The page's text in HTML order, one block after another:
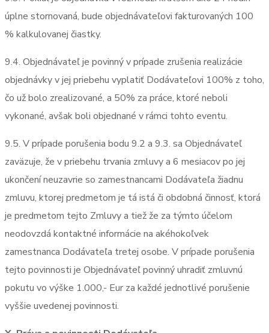
úplne stornovaná, bude objednávateľovi fakturovaných 100
% kalkulovanej čiastky.
9.4. Objednávateľ je povinný v prípade zrušenia realizácie
objednávky v jej priebehu vyplatiť Dodávateľovi 100% z toho,
čo už bolo zrealizované, a 50% za práce, ktoré neboli
vykonané, avšak boli objednané v rámci tohto eventu.
9.5. V prípade porušenia bodu 9.2 a 9.3. sa Objednávateľ
zaväzuje, že v priebehu trvania zmluvy a 6 mesiacov po jej
ukončení neuzavrie so zamestnancami Dodávateľa žiadnu
zmluvu, ktorej predmetom je tá istá či obdobná činnosť, ktorá
je predmetom tejto Zmluvy a tiež že za týmto účelom
neodovzdá kontaktné informácie na akéhokoľvek
zamestnanca Dodávateľa tretej osobe. V prípade porušenia
tejto povinnosti je Objednávateľ povinný uhradiť zmluvnú
pokutu vo výške 1.000,- Eur za každé jednotlivé porušenie
vyššie uvedenej povinnosti.